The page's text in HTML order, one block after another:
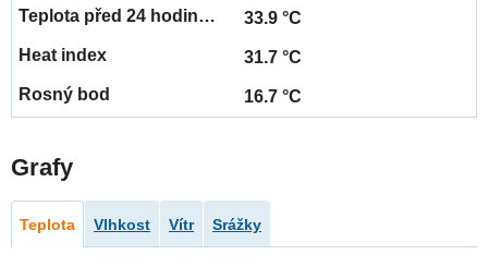
33.9 °C
31.7 °C
16.7 °C
Grafy
Teplota Vlhkost Vítr Srážky